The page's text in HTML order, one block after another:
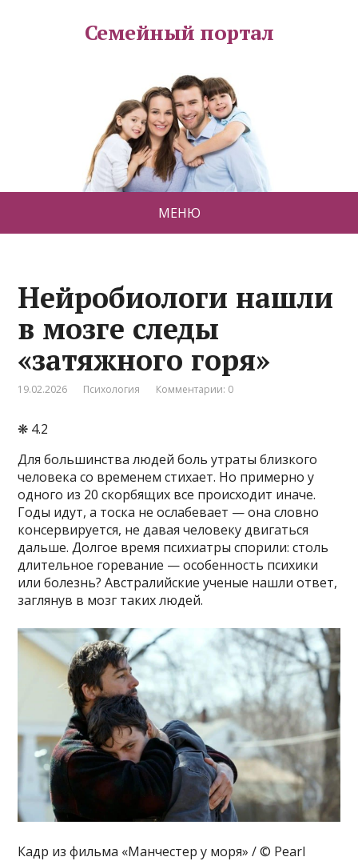
Семейный портал
МЕНЮ
Нейробиологи нашли
в мозге следы
«затяжного горя»
19.02.2026 Психология Комментарии: 0
❋ 4.2
Для большинства людей боль утраты близкого
человека со временем стихает. Но примерно у
одного из 20 скорбящих все происходит иначе.
Годы идут, а тоска не ослабевает — она словно
консервируется, не давая человеку двигаться
дальше. Долгое время психиатры спорили: столь
длительное горевание — особенность психики
или болезнь? Австралийские ученые нашли ответ,
заглянув в мозг таких людей.
Кадр из фильма «Манчестер у моря» / © Pearl